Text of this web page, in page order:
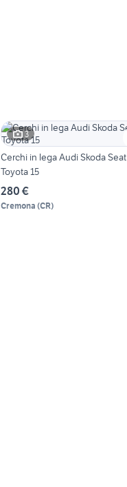
3
Cerchi in lega Audi Skoda Seat
Toyota 15
280 €
Cremona (CR)